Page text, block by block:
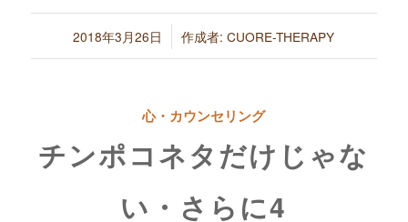
2018年3月26日
/ 作成者:CUORE-THERAPY
心・カウンセリング
チンポコネタだけじゃな
い・さらに4